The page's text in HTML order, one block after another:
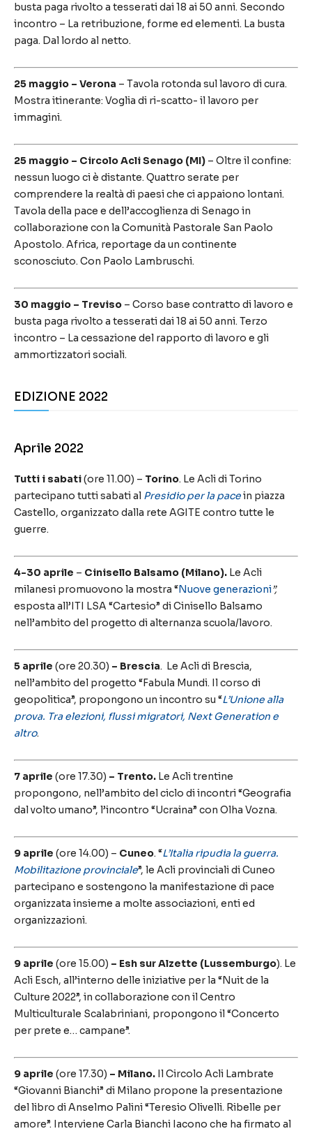
busta paga rivolto a tesserati dai 18 ai 50 anni. Secondo
incontro – La retribuzione, forme ed elementi. La busta
paga. Dal lordo al netto.
25 maggio – Verona – Tavola rotonda sul lavoro di cura.
Mostra itinerante: Voglia di ri-scatto- il lavoro per
immagini.
25 maggio – Circolo Acli Senago (MI) – Oltre il confine:
nessun luogo ci è distante. Quattro serate per
comprendere la realtà di paesi che ci appaiono lontani.
Tavola della pace e dell’accoglienza di Senago in
collaborazione con la Comunità Pastorale San Paolo
Apostolo. Africa, reportage da un continente
sconosciuto. Con Paolo Lambruschi.
30 maggio – Treviso – Corso base contratto di lavoro e
busta paga rivolto a tesserati dai 18 ai 50 anni. Terzo
incontro – La cessazione del rapporto di lavoro e gli
ammortizzatori sociali.
EDIZIONE 2022
Aprile 2022
Tutti i sabati(ore 11.00) – Torino. Le Acli di Torino
partecipano tutti sabati al Presidio per la pacein piazza
Castello, organizzato dalla rete AGITE contro tutte le
guerre.
4-30 aprile – Cinisello Balsamo (Milano). Le Acli
milanesi promuovono la mostra “Nuove generazioni”,
esposta all’ITI LSA “Cartesio” di Cinisello Balsamo
nell’ambito del progetto di alternanza scuola/lavoro.
5 aprile (ore 20.30) – Brescia. Le Acli di Brescia,
nell’ambito del progetto “Fabula Mundi. Il corso di
geopolitica”, propongono un incontro su “L’Unione alla
prova. Tra elezioni, flussi migratori, Next Generation e
altro.
7 aprile (ore 17.30) – Trento. Le Acli trentine
propongono, nell’ambito del ciclo di incontri “Geografia
dal volto umano”, l’incontro “Ucraina” con Olha Vozna.
9 aprile (ore 14.00) – Cuneo. “L’Italia ripudia la guerra.
Mobilitazione provinciale”, le Acli provinciali di Cuneo
partecipano e sostengono la manifestazione di pace
organizzata insieme a molte associazioni, enti ed
organizzazioni.
9 aprile (ore 15.00) – Esh sur Alzette (Lussemburgo). Le
Acli Esch, all’interno delle iniziative per la “Nuit de la
Culture 2022”, in collaborazione con il Centro
Multiculturale Scalabriniani, propongono il “Concerto
per prete e… campane”.
9 aprile (ore 17.30) – Milano. Il Circolo Acli Lambrate
“Giovanni Bianchi” di Milano propone la presentazione
del libro di Anselmo Palini “Teresio Olivelli. Ribelle per
amore”. Interviene Carla Bianchi Iacono che ha firmato al